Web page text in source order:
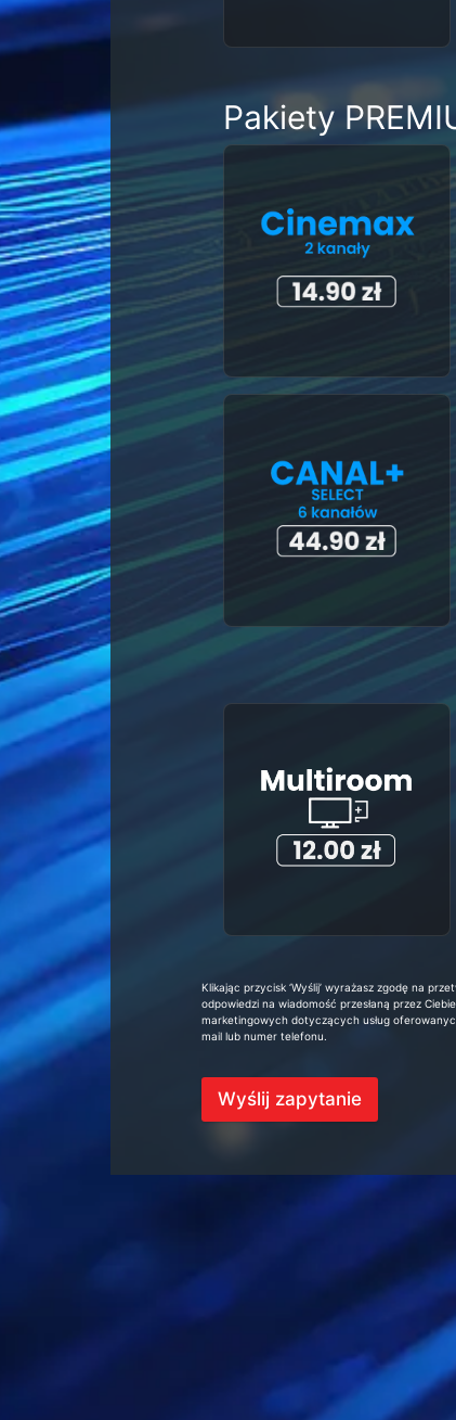
Pakiety
Klikając przycisk ‘Wyślij’ wyrażasz zgodę na
odpowiedzi na wiadomość przesłaną przez
marketingowych dotyczących usług
mail lub numer telefonu.
Wyślij zapytanie